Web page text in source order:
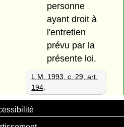
personne
ayant droit à
l'entretien
prévu par la
présente loi.
L.M. 1993, c. 29, art.
194.